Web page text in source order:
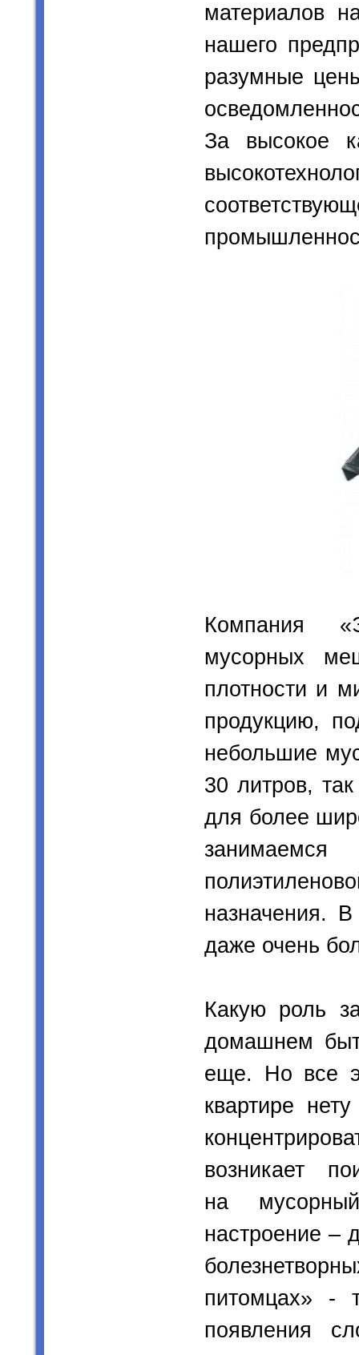
материалов
нашего
разумные
За высокое
Компания
мусорных
плотности и
продукцию,
небольшие
30 литров,
для более
назначения.
даже очень
Какую роль
домашнем
еще. Но все
квартире
возникает
на
настроение –
питомцах» -
появления